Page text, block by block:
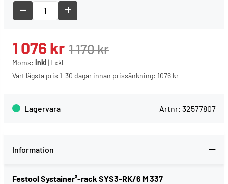
1 170kr
1 076 kr
Moms: Inkl| Exkl
Vårt lägsta pris 1-30 dagar innan prissänkning: 1076 kr
Lagervara Artnr: 32577807
Information
Festool Systainer³-rack SYS3-RK/6 M 337